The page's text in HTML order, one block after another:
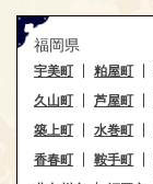
福岡県
宇美町 粕屋町
久山町
芦屋町
築上町
水巻町
香春町
鞍手町